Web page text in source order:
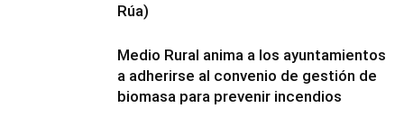
Rúa)
Medio Rural anima a los ayuntamientos
a adherirse al convenio de gestión de
biomasa para prevenir incendios